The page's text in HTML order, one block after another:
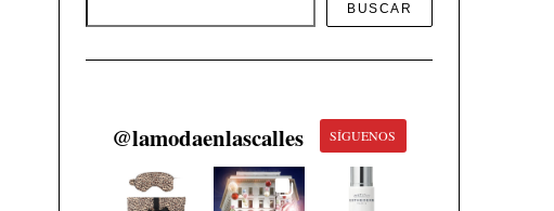
BUSCAR
@lamodaenlascalles SÍGUENOS